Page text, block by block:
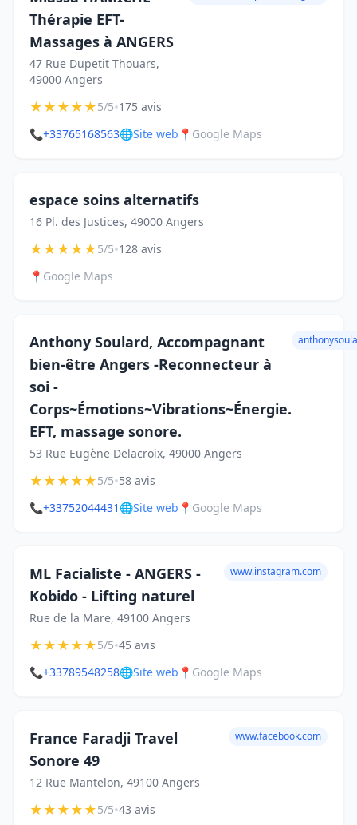
Thérapie EFT-
Massages à ANGERS
47 Rue Dupetit Thouars,
49000 Angers
★★★★★5/5•175 avis
📞+33765168563🌐Site web 📍 Google Maps
espace soins alternatifs
16 Pl. des Justices, 49000 Angers
★★★★★5/5•128 avis
📍 Google Maps
Anthony Soulard, Accompagnant
bien-être Angers -Reconnecteur à
soi -
Corps~Émotions~Vibrations~Énergie.
EFT, massage sonore.
53 Rue Eugène Delacroix, 49000 Angers
★★★★★5/5•58 avis
📞+33752044431 🌐Site web 📍 Google Maps
ML Facialiste - ANGERS -
Kobido - Lifting naturel
Rue de la Mare, 49100 Angers
www.instagram.com
★★★★★5/5•45 avis
📞+33789548258🌐Site web 📍 Google Maps
France Faradji Travel
Sonore 49
12 Rue Mantelon, 49100 Angers
www.facebook.com
★★★★★5/5•43 avis